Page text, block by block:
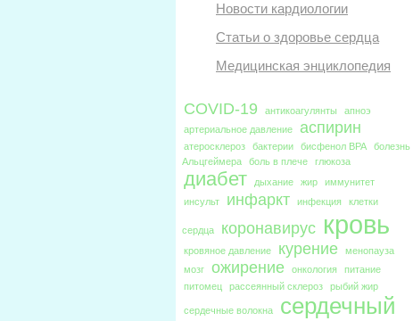
Новости кардиологии
Статьи о здоровье сердца
Медицинская энциклопедия
COVID-19 антикоагулянты
апноэ
артериальное давление
аспирин
атеросклероз бактерии бисфенол BPA
болезнь
Альцгеймера
боль в плече глюкоза
диабет дыхание жир
иммунитет
инсульт
инфаркт инфекция клетки
сердца коронавирус кровь
кровяное давление курение
менопауза
мозг
ожирение онкология
питание
питомец
рассеянный склероз рыбий жир
сердечные волокна
сердечный